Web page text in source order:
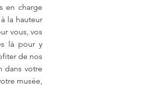
en charge
la hauteur
vous, vos
là pour y
de nos
dans votre
musée,